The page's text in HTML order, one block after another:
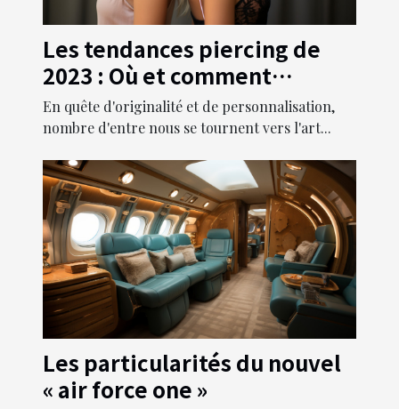
Les tendances piercing de
2023 : Où et comment
sublimer votre look avec de
nouveaux piercings
En quête d'originalité et de personnalisation,
nombre d'entre nous se tournent vers l'art...
Les particularités du nouvel
« air force one »